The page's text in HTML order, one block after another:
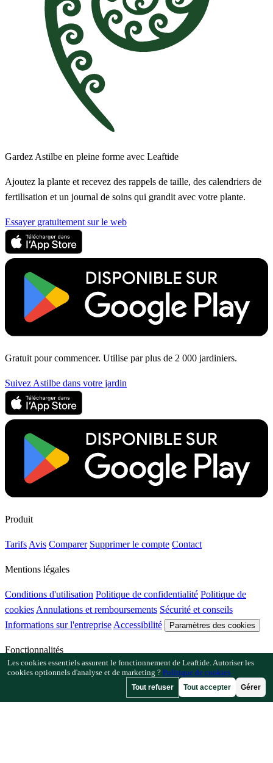
Gardez Astilbe en pleine forme avec Leaftide
Ajoutez la plante et recevez des rappels de taille, des calendriers de
fertilisation et un journal de soins qui grandit avec votre plante.
Essayer gratuitement sur le web
Gratuit pour commencer. Utilise par plus de 2 000 jardiniers.
Suivez Astilbe dans votre jardin
Produit
Tarifs Avis Comparer Supprimer le compte Contact
Mentions légales
Conditions d'utilisation Politique de confidentialité Politique de
cookies Annulations et remboursements Sécurité et conseils
Informations sur l'entreprise Accessibilité Paramètres des cookies
Fonctionnalités
Comment Leaftide fonctionne Guide du planificateur Bibliothèque
Les cookies essentiels assurent le fonctionnement de Leaftide. Autoriser les
cookies optionnels d'analyse et de marketing ? Politique de cookies
Tout refuser Tout accepter Gérer